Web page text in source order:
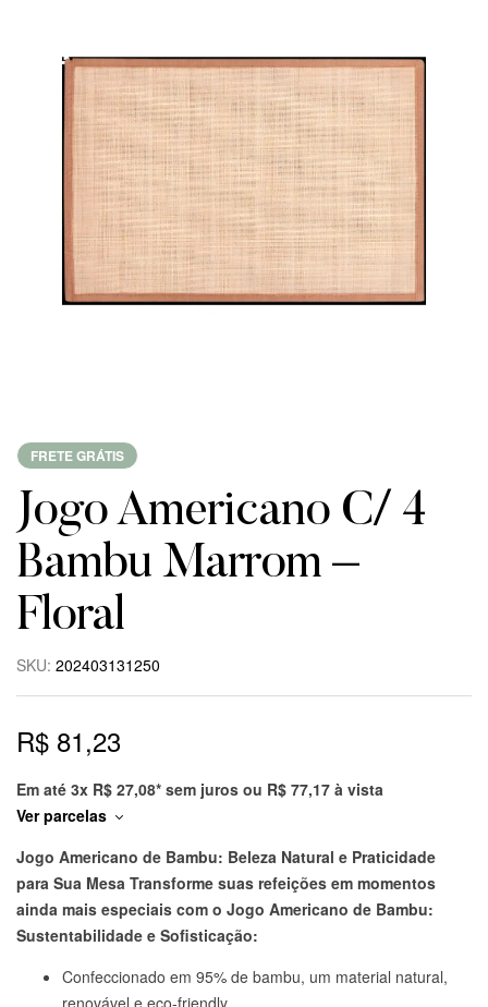
FRETE GRÁTIS
Jogo Americano C/ 4
Bambu Marrom –
Floral
SKU: 202403131250
R$ 81,23
Em até 3x R$ 27,08* sem juros ou R$ 77,17 à vista
Ver parcelas
Jogo Americano de Bambu: Beleza Natural e Praticidade
para Sua Mesa Transforme suas refeições em momentos
ainda mais especiais com o Jogo Americano de Bambu:
Sustentabilidade e Sofisticação:
Confeccionado em 95% de bambu, um material natural,
renovável e eco-friendly.